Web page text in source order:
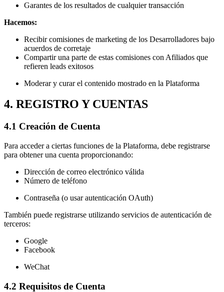
Garantes de los resultados de cualquier transacción
Hacemos:
Recibir comisiones de marketing de los Desarrolladores bajo
acuerdos de corretaje
Compartir una parte de estas comisiones con Afiliados que
refieren leads exitosos
Moderar y curar el contenido mostrado en la Plataforma
4. REGISTRO Y CUENTAS
4.1 Creación de Cuenta
Para acceder a ciertas funciones de la Plataforma, debe registrarse
para obtener una cuenta proporcionando:
Dirección de correo electrónico válida
Número de teléfono
Contraseña (o usar autenticación OAuth)
También puede registrarse utilizando servicios de autenticación de
terceros:
Google
Facebook
WeChat
4.2 Requisitos de Cuenta